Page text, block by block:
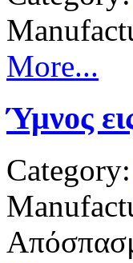
More...
Ύμνος
Category: